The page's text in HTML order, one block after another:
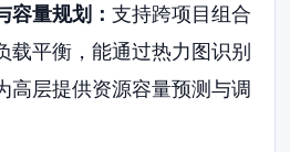
容量规划： 支持跨项目组合
载平衡，能通过热力图识别
高层提供资源容量预测与调